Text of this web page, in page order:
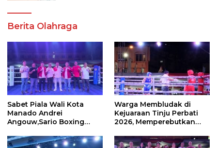
Berita Olahraga
Sabet Piala Wali Kota
Manado Andrei
Angouw,Sario Boxing
Perbati 2026
Warga Membludak di
Kejuaraan Tinju Perbati
2026, Memperebutkan